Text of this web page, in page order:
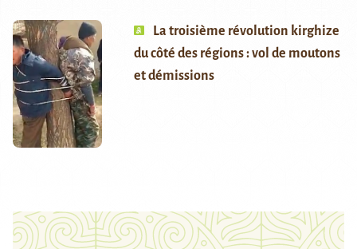
La troisième révolution kirghize
du côté des régions : vol de moutons
et démissions